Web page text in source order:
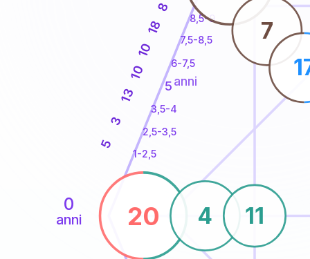
0
anni
1-2,5
2,5-3,5
3,5-4
6-7,5
7,5-8,5
8,5-9
5
3
13
10
10
18
8
20 4 11
7
5anni